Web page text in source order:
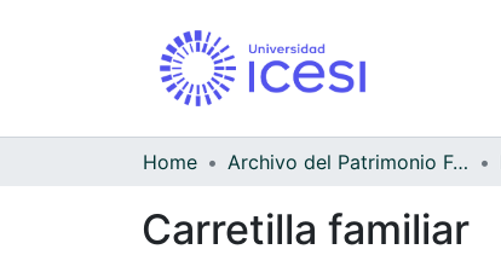
Home Archivo del Patrimonio Fotográfico y Fílmico del Valle del Cauca
Carretilla familiar